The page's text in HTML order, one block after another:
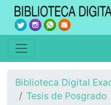
Biblioteca Digital
Tesis de Posgrado